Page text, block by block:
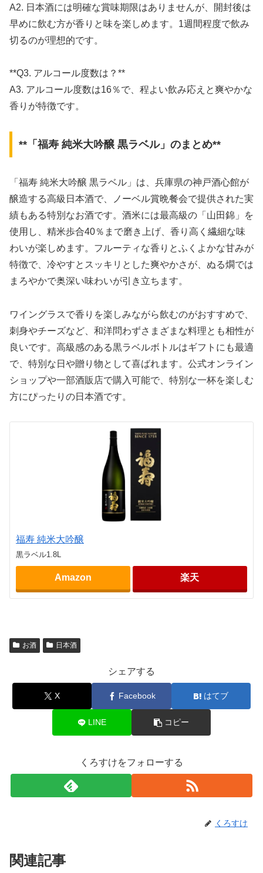
A2. 日本酒には明確な賞味期限はありませんが、開封後は
早めに飲む方が香りと味を楽しめます。1週間程度で飲み
切るのが理想的です。
**Q3. アルコール度数は？**
A3. アルコール度数は16％で、程よい飲み応えと爽やかな
香りが特徴です。
**「福寿 純米大吟醸 黒ラベル」のまとめ**
「福寿 純米大吟醸 黒ラベル」は、兵庫県の神戸酒心館が
醸造する高級日本酒で、ノーベル賞晩餐会で提供された実
績もある特別なお酒です。酒米には最高級の「山田錦」を
使用し、精米歩合40％まで磨き上げ、香り高く繊細な味
わいが楽しめます。フルーティな香りとふくよかな甘みが
特徴で、冷やすとスッキリとした爽やかさが、ぬる燗では
まろやかで奥深い味わいが引き立ちます。
ワイングラスで香りを楽しみながら飲むのがおすすめで、
刺身やチーズなど、和洋問わずさまざまな料理とも相性が
良いです。高級感のある黒ラベルボトルはギフトにも最適
で、特別な日や贈り物として喜ばれます。公式オンライン
ショップや一部酒販店で購入可能で、特別な一杯を楽しむ
方にぴったりの日本酒です。
福寿 純米大吟醸
黒ラベル1.8L
Amazon 楽天
お酒 日本酒
シェアする
X Facebook はてブ
LINE コピー
くろすけをフォローする
くろすけ
関連記事